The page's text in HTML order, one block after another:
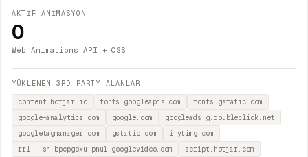
AKTİF ANİMASYON
0
Web Animations API + CSS
YÜKLENEN 3RD PARTY ALANLAR
content.hotjar.io fonts.googleapis.com
fonts.gstatic.com
google-analytics.com
google.com
googleads.g.doubleclick.net
googletagmanager.com
gstatic.com
i.ytimg.com
rr1---sn-bpcpgoxu-pnul.googlevideo.com
script.hotjar.com